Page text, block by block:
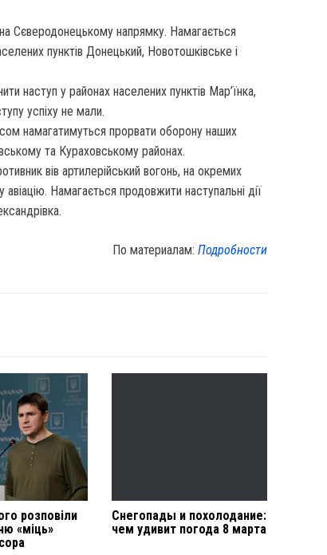
Сєверодонецькому напрямку. Намагається
пунктів Донецький, Новотошківське і
наступ у районах населених пунктів Мар’їнка,
успіху не мали.
намагатимуться прорвати оборону наших
та Кураховському районах.
вів артилерійський вогонь, на окремих
Намагається продовжити наступальні дії
По материалам:Подробности
розповіли
«міць»
Снегопады и похолодание:
чем удивит погода 8 марта